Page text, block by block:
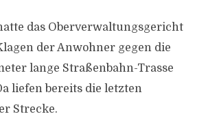
das Oberverwaltungsgericht
der Anwohner gegen die
lange Straßenbahn-Trasse
liefen bereits die letzten
Strecke.